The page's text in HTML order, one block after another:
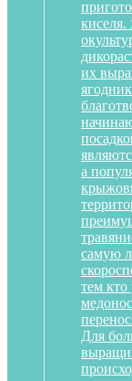
киселя.
их
а
самую
тем кто
Для